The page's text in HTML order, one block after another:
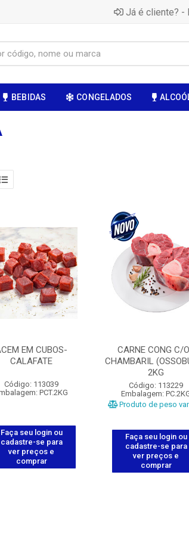
Já é cliente? -
BEBIDAS CONGELADOS
EM CUBOS-
CALAFATE
Código: 113039
PCT.2KG
Faça seu login ou
cadastre-se para
ver preços e
comprar
CARNE CONG C/
CHAMBARIL
2KG
Código: 113229
Embalagem:
Produto de peso
Faça seu login ou
cadastre-se para
ver preços e
comprar